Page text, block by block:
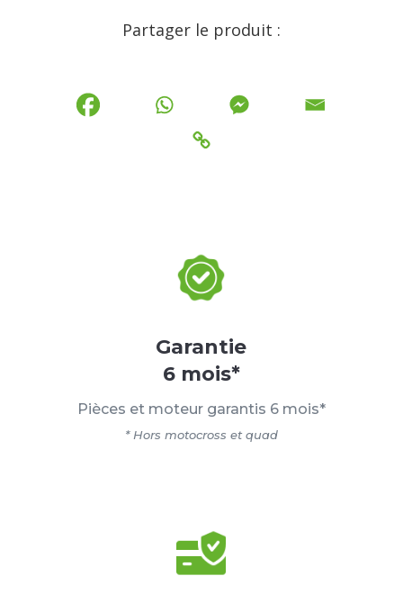
Partager le produit :
Garantie
6 mois*
Pièces et moteur garantis 6 mois*
* Hors motocross et quad